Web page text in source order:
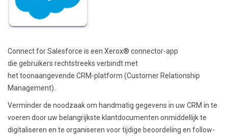
Connect for Salesforce is een Xerox® connector-app
die gebruikers rechtstreeks verbindt met
het toonaangevende CRM-platform (Customer Relationship
Management).
Verminder de noodzaak om handmatig gegevens in uw CRM in te
voeren door uw belangrijkste klantdocumenten onmiddellijk te
digitaliseren en te organiseren voor tijdige beoordeling en follow-